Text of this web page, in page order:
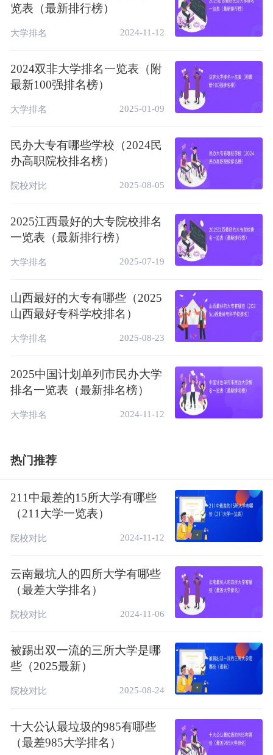
5 德州科技职业学院 5★
中国一流高
职院校
职院校
7 重庆交通职业学院 5★
中国一流高
职院校
9
石家庄医学高等专
5★
中国一流高
职院校
11
湖南外国语职业学
院
5★
中国一流高
职院校
中国高水平
12 贵州工商职业学院 5★
中国一流高
职院校
中国高水平
15
民办合肥财经职业
学院
48 4★
中国高水平
高职院校
中国高水平
17
湖南吉利汽车职业
技术学院
18
云南经贸外事职业
学院
57 4★
中国高水平
高职院校
19
学校
58 4★
中国高水平
高职院校
20
郑州澍青医学高等
专科学校
63 4★
中国高水平
高职院校
21
学院
69 4★
中国高水平
高职院校
22 湖南都市职业学院 70 4★
中国高水平
高职院校
22
学校
70 4★
中国高水平
高职院校
24
业学院
71 4★
中国高水平
高职院校
览表（最新排行榜）
大学排名 2024-11-12
2024双非大学排名一览表（附
最新100强排名榜）
大学排名 2025-01-09
民办大专有哪些学校（2024民
办高职院校排名榜）
院校对比 2025-08-05
2025江西最好的大专院校排名
一览表（最新排行榜）
大学排名 2025-07-19
山西最好的大专有哪些（2025
山西最好专科学校排名）
大学排名 2025-08-23
2025中国计划单列市民办大学
排名一览表（最新排名榜）
大学排名 2024-11-12
热门推荐
211中最差的15所大学有哪些
（211大学一览表）
院校对比 2024-11-12
云南最坑人的四所大学有哪些
（最差大学排名）
院校对比 2024-11-06
被踢出双一流的三所大学是哪
些（2025最新）
院校对比 2025-08-24
十大公认最垃圾的985有哪些
（最差985大学排名）